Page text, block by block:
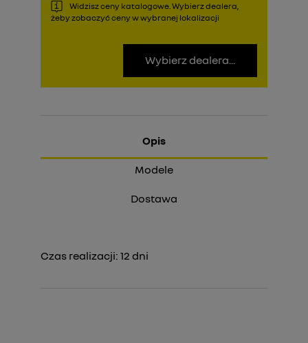
Widzisz ceny katalogowe. Wybierz dealera,
żeby zobaczyć ceny w wybranej lokalizacji
Wybierz dealera...
Opis
Modele
Dostawa
Czas realizacji: 12 dni